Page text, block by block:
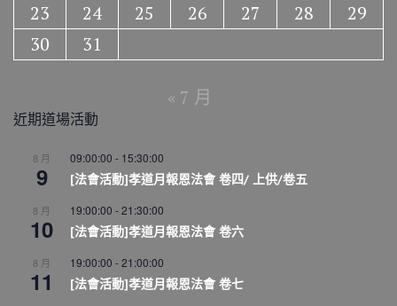
23
24 25 26 27 28
29
30
31
« 7 月
近期道場活動
8 月
9
09:00:00 - 15:30:00
[法會活動]孝道月報恩法會 卷四/ 上供/卷五
8 月
10
19:00:00 -21:30:00
[法會活動]孝道月報恩法會 卷六
8 月
11
19:00:00 -21:00:00
[法會活動]孝道月報恩法會 卷七